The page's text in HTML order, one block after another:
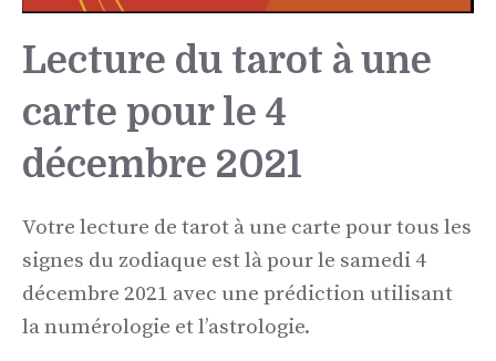
Lecture du tarot à une
carte pour le 4
décembre 2021
Votre lecture de tarot à une carte pour tous les
signes du zodiaque est là pour le samedi 4
décembre 2021 avec une prédiction utilisant
la numérologie et l’astrologie.